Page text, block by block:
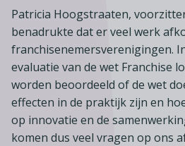
Patricia Hoogstraaten,
benadrukte dat er veel werk
franchisenemersverenigingen.
evaluatie van de wet Franchise
worden beoordeeld of de wet
effecten in de praktijk zijn en
op innovatie en de
komen dus veel vragen op ons